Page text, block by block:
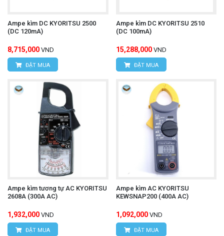
Ampe kìm DC KYORITSU 2500
(DC 120mA)
8,715,000 VND
ĐẶT MUA
Ampe kìm DC KYORITSU 2510
(DC 100mA)
15,288,000 VND
ĐẶT MUA
Ampe kìm tương tự AC KYORITSU
2608A (300A AC)
1,932,000 VND
ĐẶT MUA
Ampe kìm AC KYORITSU
KEWSNAP200 (400A AC)
1,092,000 VND
ĐẶT MUA